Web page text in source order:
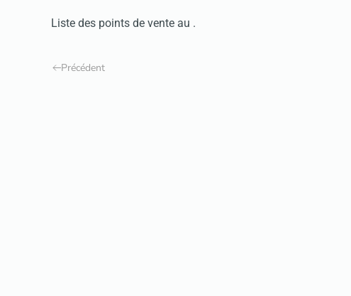
Liste des points de vente au .
Précédent